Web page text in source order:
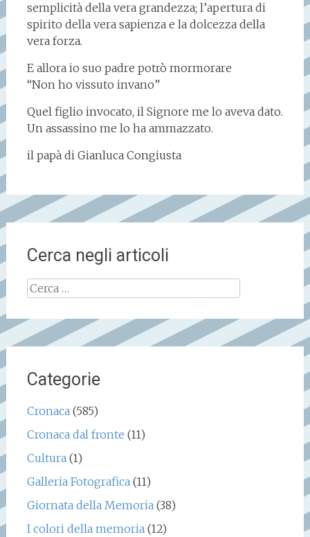
semplicità della vera grandezza; l’apertura di
spirito della vera sapienza e la dolcezza della
vera forza.
E allora io suo padre potrò mormorare
“Non ho vissuto invano”
Quel figlio invocato, il Signore me lo aveva dato.
Un assassino me lo ha ammazzato.
il papà di Gianluca Congiusta
Cerca negli articoli
Ricerca
Categorie
Cronaca(585)
Cronaca dal fronte (11)
Cultura(1)
Galleria Fotografica(11)
Giornata della Memoria(38)
I colori della memoria(12)